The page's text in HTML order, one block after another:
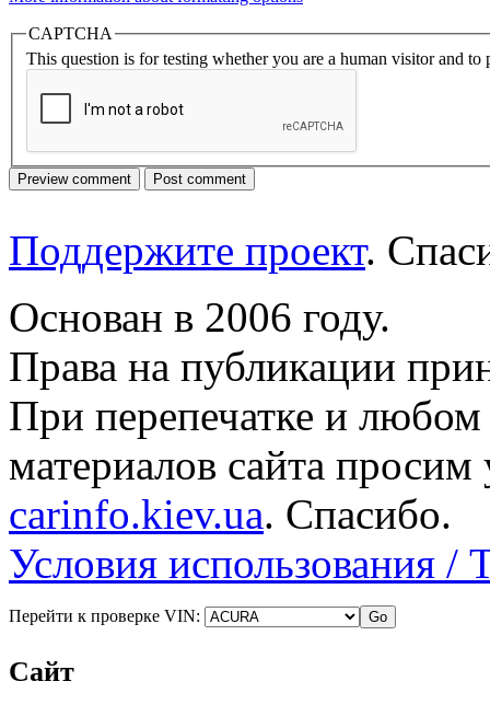
CAPTCHA
This question is for testing whether you are a human visitor and to
Поддержите проект.
Основан в 2006 году.
Права на публикации
При перепечатке и
материалов сайта просим
carinfo.kiev.ua. Спасибо.
Условия использования /
Перейти к проверке VIN:
Сайт